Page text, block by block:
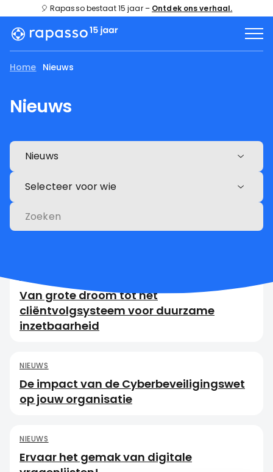
🎈 Rapasso bestaat 15 jaar – Ontdek ons verhaal.
Home Nieuws
Nieuws
Nieuws
Selecteer voor wie
UITGELICHT
Van grote droom tot hét
cliëntvolgsysteem voor duurzame
inzetbaarheid
NIEUWS
De impact van de Cyberbeveiligingswet
op jouw organisatie
NIEUWS
Ervaar het gemak van digitale